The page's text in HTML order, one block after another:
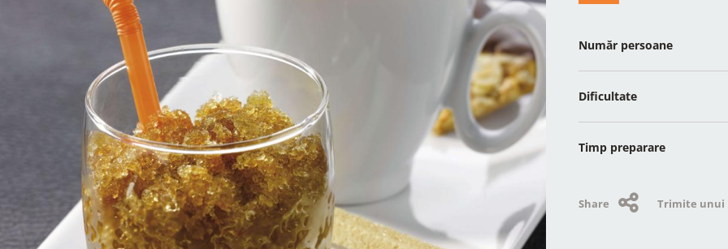
Număr persoane
Dificultate
Timp preparare
Share Trimite unui